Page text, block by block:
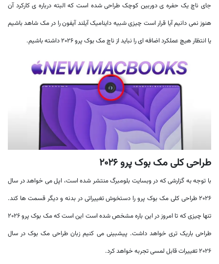
جای ناچ یک حفره ی دوربین کوچک طراحی شده است که البته درباره ی کارکرد آن
هنوز نمی دانیم آیا قرار است چیزی شبیه داینامیک آیلند آیفون را در مک شاهد باشیم
یا انتظار هیچ عملکرد اضافه ای را نباید از ناچ مک بوک پرو 2026 داشته باشیم.
طراحی کلی مک بوک پرو 2026
با توجه به گزارشی که در وبسایت بلومبرگ منتشر شده است، اپل می خواهد در سال
2026 طراحی کلی مک بوک پرو را دستخوش تغییراتی در بدنه و دیگر قسمت ها کند.
تنها چیزی که تا امروز در این باره مشخص شده است این است که مک بوک پرو 2026
طراحی باریک تری خواهد داشت. پیشبینی می کنیم زبان طراحی مک بوک در سال
2026 تغییرات قابل لمسی تجربه خواهد کرد.